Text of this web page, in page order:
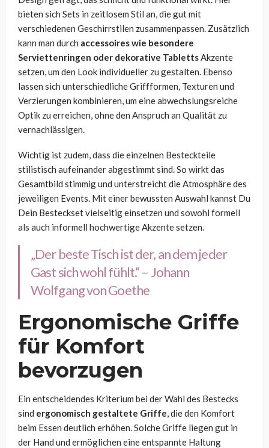
bieten sich Sets in zeitlosem Stil an, die gut mit
verschiedenen Geschirrstilen zusammenpassen. Zusätzlich
kann man durch accessoires wie besondere
Serviettenringen oder dekorative TablettsAkzente
setzen, um den Look individueller zu gestalten. Ebenso
lassen sich unterschiedliche Griffformen, Texturen und
Verzierungen kombinieren, um eine abwechslungsreiche
Optik zu erreichen, ohne den Anspruch an Qualität zu
vernachlässigen.
Wichtig ist zudem, dass die einzelnen Besteckteile
stilistisch aufeinander abgestimmt sind. So wirkt das
Gesamtbild stimmig und unterstreicht die Atmosphäre des
jeweiligen Events. Mit einer bewussten Auswahl kannst Du
Dein Besteckset vielseitig einsetzen und sowohl formell
als auch informell hochwertige Akzente setzen.
„Der beste Tisch ist der, an dem jeder
Gast sich wohl fühlt.“ – Johann
Wolfgang von Goethe
Ergonomische Griffe
für Komfort
bevorzugen
Ein entscheidendes Kriterium bei der Wahl des Bestecks
sind ergonomisch gestaltete Griffe, die den Komfort
beim Essen deutlich erhöhen. Solche Griffe liegen gut in
der Hand und ermöglichen eine entspannte Haltung